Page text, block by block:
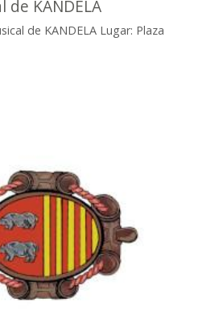
KANDELA
de KANDELA Lugar: Plaza